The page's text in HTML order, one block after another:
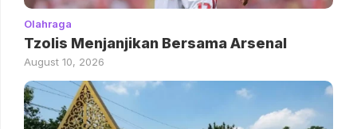
Olahraga
Tzolis Menjanjikan Bersama Arsenal
August 10, 2026